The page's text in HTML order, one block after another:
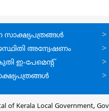
അന്വേഷണം
ഇ-പേമെന്റ്
of Kerala Local Government,